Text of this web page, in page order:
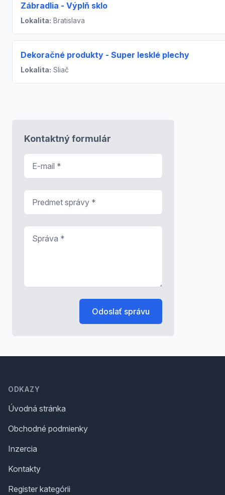
Zábradlia - Výplň sklo
Lokalita: Bratislava
Dekoračné produkty - Super lesklé plechy
Lokalita: Sliač
Kontaktný formulár
Odoslať správu
ODKAZY
Úvodná stránka
Obchodné podmienky
Inzercia
Kontakty
Register kategórii